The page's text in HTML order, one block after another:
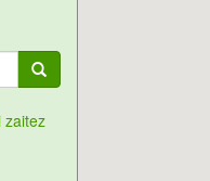
zaitez